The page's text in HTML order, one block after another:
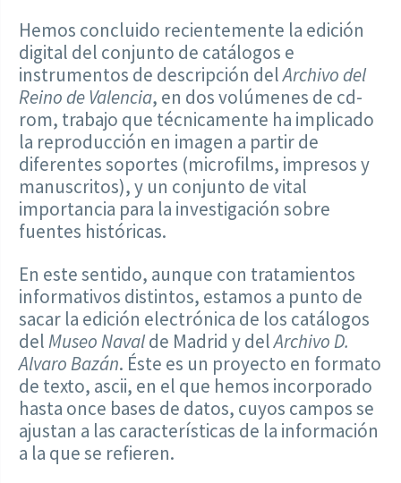
Hemos concluido recientemente la edición
digital del conjunto de catálogos e
instrumentos de descripción delArchivo del
Reino de Valencia, en dos volúmenes de cd-
rom, trabajo que técnicamente ha implicado
la reproducción en imagen a partir de
diferentes soportes (microfilms, impresos y
manuscritos), y un conjunto de vital
importancia para la investigación sobre
fuentes históricas.
En este sentido, aunque con tratamientos
informativos distintos, estamos a punto de
sacar la edición electrónica de los catálogos
delMuseo Navalde Madrid y delArchivo D.
Alvaro Bazán. Éste es un proyecto en formato
de texto, ascii, en el que hemos incorporado
hasta once bases de datos, cuyos campos se
ajustan a las características de la información
a la que se refieren.